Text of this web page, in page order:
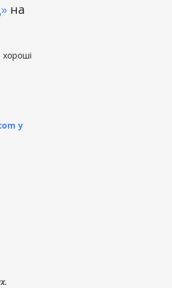
на
хороші
у